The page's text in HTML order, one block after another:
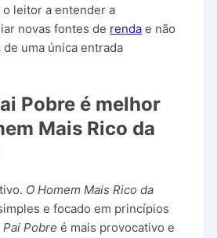
o leitor a entender a
novas fontes de renda e não
uma única entrada
Pobre é melhor
Mais Rico da
O Homem Mais Rico da
e focado em princípios
Pai Pobre é mais provocativo e